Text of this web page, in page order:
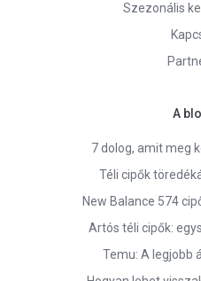
Szezonális
A
7 dolog, amit meg
Téli cipők
New Balance 574
Artós téli cipők:
Temu: A legjobb